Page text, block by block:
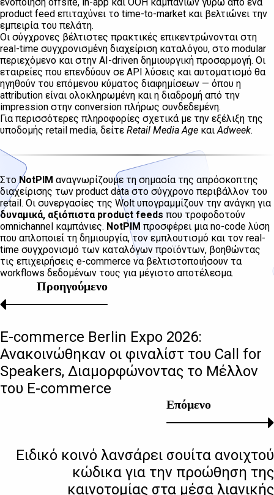
product feed επιταχύνει το time-to-market και βελτιώνει την
εμπειρία του πελάτη.
Οι σύγχρονες βέλτιστες πρακτικές επικεντρώνονται στη
real-time συγχρονισμένη διαχείριση καταλόγου, στο modular
περιεχόμενο και στην AI-driven δημιουργική προσαρμογή. Οι
εταιρείες που επενδύουν σε API λύσεις και αυτοματισμό θα
ηγηθούν του επόμενου κύματος διαφημίσεων — όπου η
attribution είναι ολοκληρωμένη και η διαδρομή από την
impression στην conversion πλήρως συνδεδεμένη.
Για περισσότερες πληροφορίες σχετικά με την εξέλιξη της
υποδομής retail media, δείτε Retail Media Age καιAdweek.
ΣτοNotPIM αναγνωρίζουμε τη σημασία της απρόσκοπτης
διαχείρισης των product data στο σύγχρονο περιβάλλον του
retail. Οι συνεργασίες της Wolt υπογραμμίζουν την ανάγκη για
δυναμικά, αξιόπιστα product feeds που τροφοδοτούν
omnichannel καμπάνιες. NotPIM προσφέρει μια no-code λύση
που απλοποιεί τη δημιουργία, τον εμπλουτισμό και τον real-
time συγχρονισμό των καταλόγων προϊόντων, βοηθώντας
τις επιχειρήσεις e-commerce να βελτιστοποιήσουν τα
workflows δεδομένων τους για μέγιστο αποτέλεσμα.
Επόμενο
Ειδικό κοινό λανσάρει σουίτα ανοιχτού
κώδικα για την προώθηση της
καινοτομίας στα μέσα λιανικής
Προηγούμενο
E-commerce Berlin Expo 2026:
Ανακοινώθηκαν οι φιναλίστ του Call for
Speakers, Διαμορφώνοντας το Μέλλον
του E-commerce